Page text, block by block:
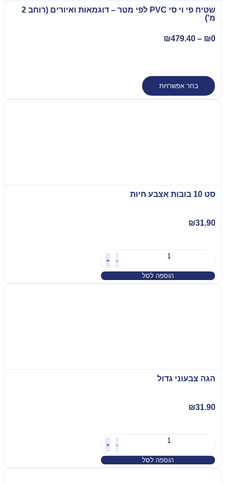
שטיח פי וי סי PVC לפי מטר – דוגמאות ואיורים (רוחב 2
מ')
₪
–
₪479.40
בחר אפשרויות
סט 10 בובות אצבע חיות
₪31.90
+
הוספה לסל
הגה צבעוני גדול
₪31.90
+
הוספה לסל